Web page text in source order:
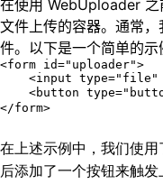
在使用 WebUploader
文件上传的容器。通常
件。以下是一个简单的示
<form id="uploader">
<input type="file"
<button
</form>
在上述示例中，我们使
后添加了一个按钮来触发